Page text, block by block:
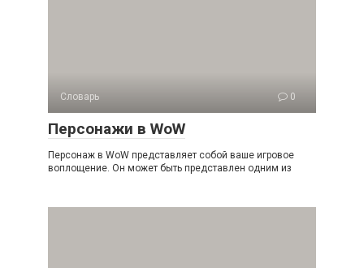
Словарь 0
Персонажи в WoW
Персонаж в WoW представляет собой ваше игровое
воплощение. Он может быть представлен одним из